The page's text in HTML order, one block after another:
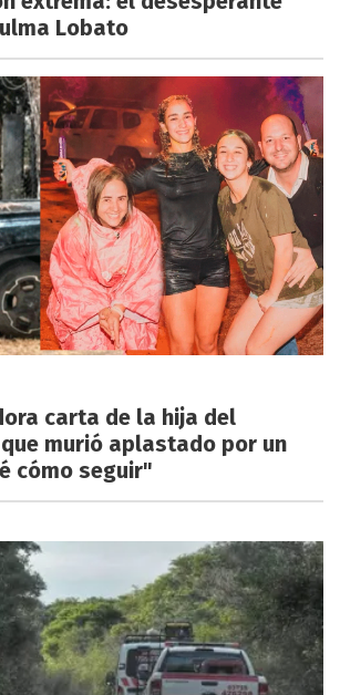
Lobato
carta de la hija del
murió aplastado por un
cómo seguir"